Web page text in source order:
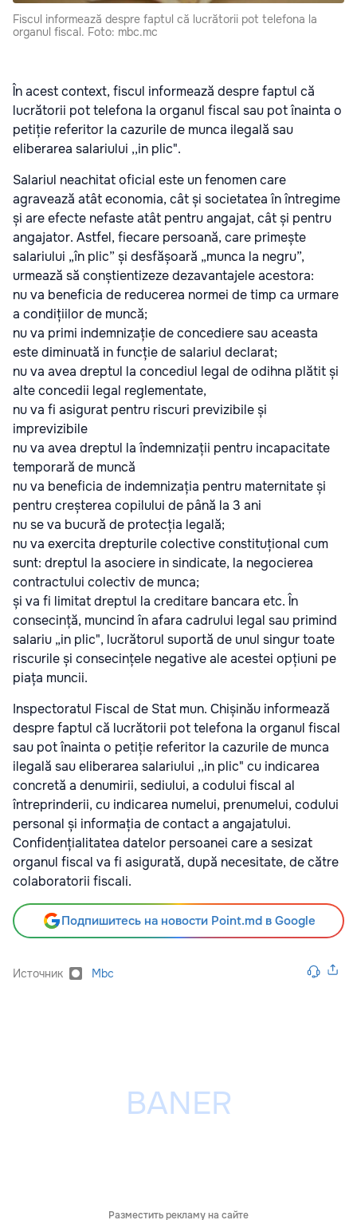
Fiscul informează despre faptul că lucrătorii pot telefona la
organul fiscal. Foto: mbc.mc
În acest context, fiscul informează despre faptul că
lucrătorii pot telefona la organul fiscal sau pot înainta о
petiție referitor la cazurile de munca ilegală sau
eliberarea salariului ,,in plic".
Salariul neachitat oficial este un fenomen care
agravează atât economia, cât și societatea în întregime
și are efecte nefaste atât pentru angajat, cât și pentru
angajator. Astfel, fiecare persoană, care primește
salariului „în plic” și desfășoară „munca la negru”,
urmează să conștientizeze dezavantajele acestora:
nu va beneficia de reducerea normei de timp ca urmare
a condițiilor de muncă;
nu va primi indemnizație de concediere sau aceasta
este diminuată in funcție de salariul declarat;
nu va avea dreptul la concediul legal de odihna plătit și
alte concedii legal reglementate,
nu va fi asigurat pentru riscuri previzibile și
imprevizibile
nu va avea dreptul la îndemnizații pentru incapacitate
temporară de muncă
nu va beneficia de indemnizația pentru maternitate și
pentru creșterea copilului de până la 3 ani
nu se va bucură de protecția legală;
nu va exercita drepturile colective constituțional cum
sunt: dreptul la asociere in sindicate, la negocierea
contractului colectiv de munca;
și va fi limitat dreptul la creditare bancara etc. În
consecință, muncind în afara cadrului legal sau primind
salariu „in plic", lucrătorul suportă de unul singur toate
riscurile și consecințele negative ale acestei opțiuni pe
piața muncii.
Inspectoratul Fiscal de Stat mun. Chișinău informează
despre faptul că lucrătorii pot telefona la organul fiscal
sau pot înainta о petiție referitor la cazurile de munca
ilegală sau eliberarea salariului ,,in plic" cu indicarea
concretă a denumirii, sediului, a codului fiscal al
întreprinderii, cu indicarea numelui, prenumelui, codului
personal și informația de contact a angajatului.
Confidențialitatea datelor persoanei care a sesizat
organul fiscal va fi asigurată, după necesitate, de către
colaboratorii fiscali.
Подпишитесь на новости Point.md в Google
Источник Mbc
Разместить рекламу на сайте